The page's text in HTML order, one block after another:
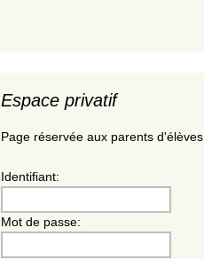
Espace privatif
Page réservée aux parents d'élèves
Identifiant:
Mot de passe: